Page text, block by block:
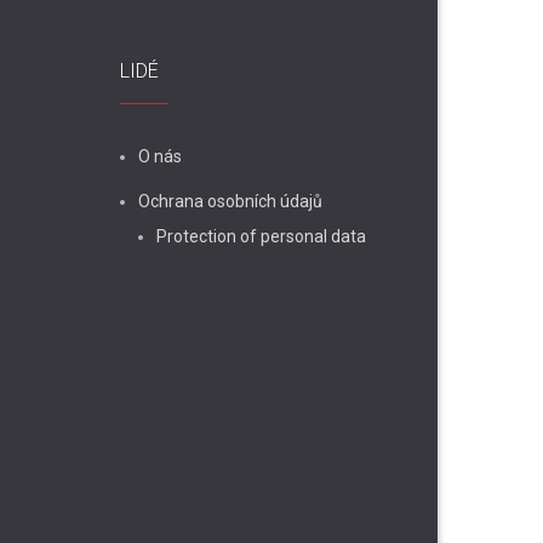
LIDÉ
O nás
Ochrana osobních údajů
Protection of personal data